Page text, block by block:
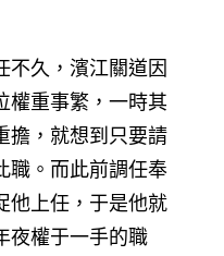
不久，濱江關道因
權重事繁，一時其
擔，就想到只要請
職。而此前調任奉
他上任，于是他就
夜權于一手的職